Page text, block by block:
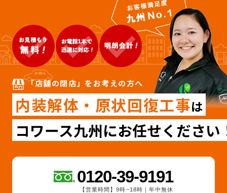
「店舗の閉店」をお考えの方へ
内装解体・原状回復工事は
コワース九州にお任せください
0120-39-9191
【営業時間】9時~18時｜年中無休